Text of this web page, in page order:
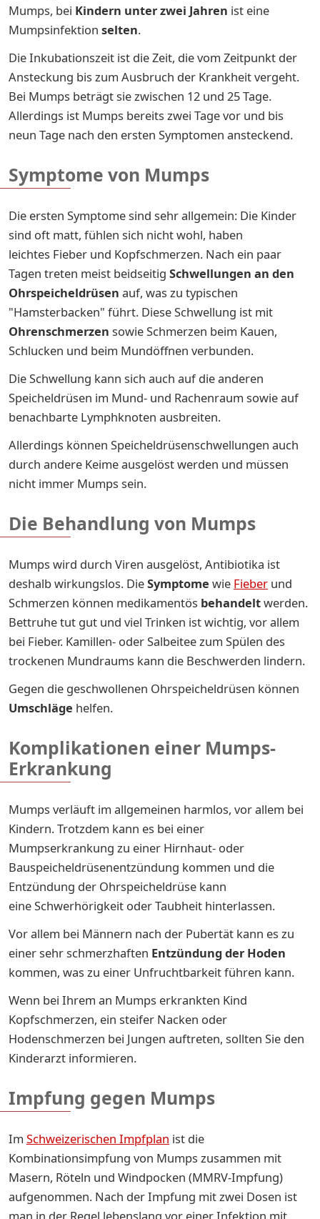
Mumps, bei Kindern unter zwei Jahren ist eine
Mumpsinfektion selten.
Die Inkubationszeit ist die Zeit, die vom Zeitpunkt der
Ansteckung bis zum Ausbruch der Krankheit vergeht.
Bei Mumps beträgt sie zwischen 12 und 25 Tage.
Allerdings ist Mumps bereits zwei Tage vor und bis
neun Tage nach den ersten Symptomen ansteckend.
Symptome von Mumps
Die ersten Symptome sind sehr allgemein: Die Kinder
sind oft matt, fühlen sich nicht wohl, haben
leichtes Fieber und Kopfschmerzen. Nach ein paar
Tagen treten meist beidseitig Schwellungen an den
Ohrspeicheldrüsen auf, was zu typischen
"Hamsterbacken" führt. Diese Schwellung ist mit
Ohrenschmerzen sowie Schmerzen beim Kauen,
Schlucken und beim Mundöffnen verbunden.
Die Schwellung kann sich auch auf die anderen
Speicheldrüsen im Mund- und Rachenraum sowie auf
benachbarte Lymphknoten ausbreiten.
Allerdings können Speicheldrüsenschwellungen auch
durch andere Keime ausgelöst werden und müssen
nicht immer Mumps sein.
Die Behandlung von Mumps
Mumps wird durch Viren ausgelöst, Antibiotika ist
deshalb wirkungslos. DieSymptome wie Fieber und
Schmerzen können medikamentös behandeltwerden.
Bettruhe tut gut und viel Trinken ist wichtig, vor allem
bei Fieber. Kamillen- oder Salbeitee zum Spülen des
trockenen Mundraums kann die Beschwerden lindern.
Gegen die geschwollenen Ohrspeicheldrüsen können
Umschläge helfen.
Komplikationen einer Mumps-
Erkrankung
Mumps verläuft im allgemeinen harmlos, vor allem bei
Kindern. Trotzdem kann es bei einer
Mumpserkrankung zu einer Hirnhaut- oder
Bauspeicheldrüsenentzündung kommen und die
Entzündung der Ohrspeicheldrüse kann
eine Schwerhörigkeit oder Taubheit hinterlassen.
Vor allem bei Männern nach der Pubertät kann es zu
einer sehr schmerzhaften Entzündung der Hoden
kommen, was zu einer Unfruchtbarkeit führen kann.
Wenn bei Ihrem an Mumps erkrankten Kind
Kopfschmerzen, ein steifer Nacken oder
Hodenschmerzen bei Jungen auftreten, sollten Sie den
Kinderarzt informieren.
Impfung gegen Mumps
Im Schweizerischen Impfplan ist die
Kombinationsimpfung von Mumps zusammen mit
Masern, Röteln und Windpocken (MMRV-Impfung)
aufgenommen. Nach der Impfung mit zwei Dosen ist